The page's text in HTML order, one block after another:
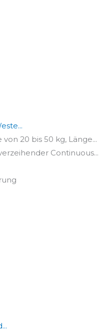
20 bis 50 kg, Länge...
Continuous...